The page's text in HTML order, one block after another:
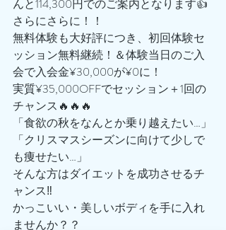
んと114,300円でのご案内となります👍
さらにさらに！！
無料体験も大好評につき、初回体験セ
ッション無料継続！＆体験当日のご入
会で入会金¥30,000が¥0に！
実質¥35,000OFFでセッション＋1回の
チャンス🔥🔥🔥
「食欲の秋をなんとか乗り越えたい…」
「クリスマスシーズンに向けて少しで
も痩せたい…」
そんな方はダイエットを成功させるチ
ャンス‼️
かっこいい・美しいボディを手に入れ
ませんか？？